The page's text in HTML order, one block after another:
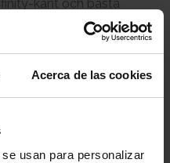
Acerca de las cookies
usan para personalizar
kant och bästa